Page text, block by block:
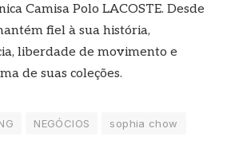
Camisa Polo LACOSTE. Desde
fiel à sua história,
liberdade de movimento e
de suas coleções.
NEGÓCIOS
sophia chow